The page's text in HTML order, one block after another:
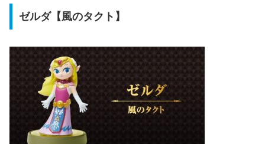
ゼルダ【風のタクト】